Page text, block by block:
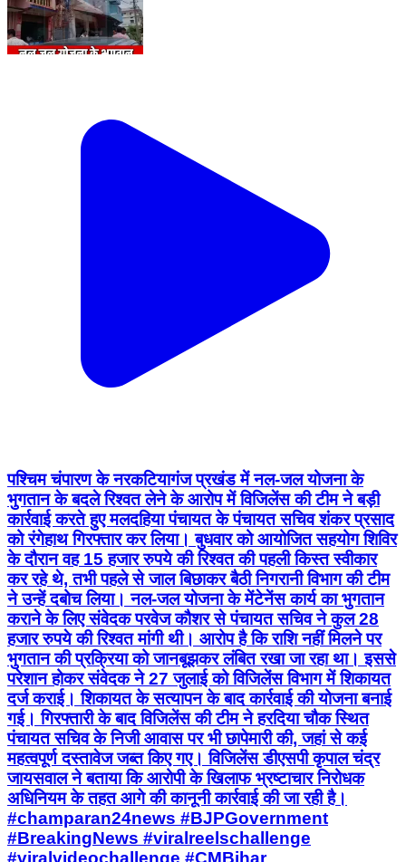
पश्चिम चंपारण के नरकटियागंज प्रखंड में नल-जल योजना के
भुगतान के बदले रिश्वत लेने के आरोप में विजिलेंस की टीम ने बड़ी
कार्रवाई करते हुए मलदहिया पंचायत के पंचायत सचिव शंकर प्रसाद
को रंगेहाथ गिरफ्तार कर लिया। बुधवार को आयोजित सहयोग शिविर
के दौरान वह 15 हजार रुपये की रिश्वत की पहली किस्त स्वीकार
कर रहे थे, तभी पहले से जाल बिछाकर बैठी निगरानी विभाग की टीम
ने उन्हें दबोच लिया। नल-जल योजना के मेंटेनेंस कार्य का भुगतान
कराने के लिए संवेदक परवेज कौशर से पंचायत सचिव ने कुल 28
हजार रुपये की रिश्वत मांगी थी। आरोप है कि राशि नहीं मिलने पर
भुगतान की प्रक्रिया को जानबूझकर लंबित रखा जा रहा था। इससे
परेशान होकर संवेदक ने 27 जुलाई को विजिलेंस विभाग में शिकायत
दर्ज कराई। शिकायत के सत्यापन के बाद कार्रवाई की योजना बनाई
गई। गिरफ्तारी के बाद विजिलेंस की टीम ने हरदिया चौक स्थित
पंचायत सचिव के निजी आवास पर भी छापेमारी की, जहां से कई
महत्वपूर्ण दस्तावेज जब्त किए गए। विजिलेंस डीएसपी कृपाल चंद्र
जायसवाल ने बताया कि आरोपी के खिलाफ भ्रष्टाचार निरोधक
अधिनियम के तहत आगे की कानूनी कार्रवाई की जा रही है।
#champaran24news #BJPGovernment
#BreakingNews #viralreelschallenge
#viralvideochallenge #CMBihar